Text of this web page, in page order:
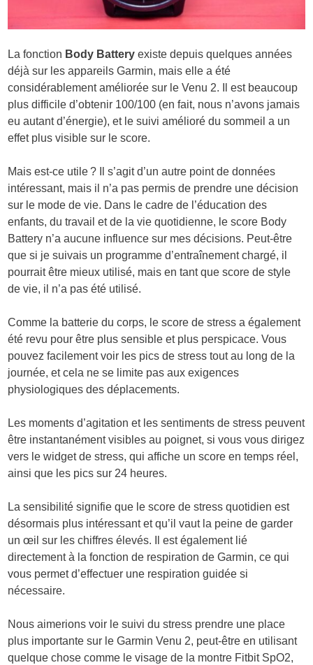
La fonction Body Battery existe depuis quelques années
déjà sur les appareils Garmin, mais elle a été
considérablement améliorée sur le Venu 2. Il est beaucoup
plus difficile d’obtenir 100/100 (en fait, nous n’avons jamais
eu autant d’énergie), et le suivi amélioré du sommeil a un
effet plus visible sur le score.
Mais est-ce utile ? Il s’agit d’un autre point de données
intéressant, mais il n’a pas permis de prendre une décision
sur le mode de vie. Dans le cadre de l’éducation des
enfants, du travail et de la vie quotidienne, le score Body
Battery n’a aucune influence sur mes décisions. Peut-être
que si je suivais un programme d’entraînement chargé, il
pourrait être mieux utilisé, mais en tant que score de style
de vie, il n’a pas été utilisé.
Comme la batterie du corps, le score de stress a également
été revu pour être plus sensible et plus perspicace. Vous
pouvez facilement voir les pics de stress tout au long de la
journée, et cela ne se limite pas aux exigences
physiologiques des déplacements.
Les moments d’agitation et les sentiments de stress peuvent
être instantanément visibles au poignet, si vous vous dirigez
vers le widget de stress, qui affiche un score en temps réel,
ainsi que les pics sur 24 heures.
La sensibilité signifie que le score de stress quotidien est
désormais plus intéressant et qu’il vaut la peine de garder
un œil sur les chiffres élevés. Il est également lié
directement à la fonction de respiration de Garmin, ce qui
vous permet d’effectuer une respiration guidée si
nécessaire.
Nous aimerions voir le suivi du stress prendre une place
plus importante sur le Garmin Venu 2, peut-être en utilisant
quelque chose comme le visage de la montre Fitbit SpO2,